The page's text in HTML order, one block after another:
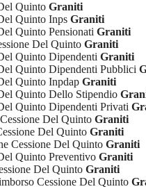
Quinto Graniti
Quinto Inps Graniti
Quinto Pensionati Graniti
Del Quinto Graniti
Quinto Dipendenti Graniti
Quinto Dipendenti Pubblici
Quinto Inpdap Graniti
Quinto Dello Stipendio
Quinto Dipendenti Privati
Del Quinto Graniti
Del Quinto Graniti
Cessione Del Quinto Graniti
Quinto Preventivo Graniti
Del Quinto Graniti
Cessione Del Quinto